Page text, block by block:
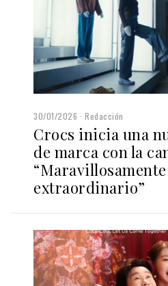
30/01/2026 Redacción
Crocs inicia una
de marca con la
“Maravillosamente
extraordinario”